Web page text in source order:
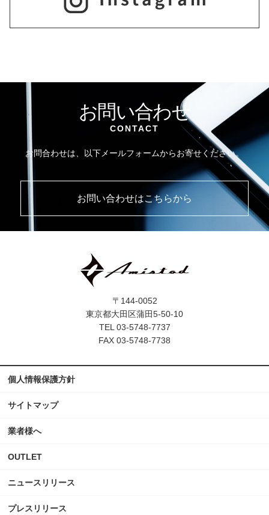
お問い合わせ
CONTACT
お問合わせは、以下メールフォームからお寄せください。
お問い合わせはこちらから
〒144-0052
東京都大田区蒲田5-50-10
TEL 03-5748-7737
FAX 03-5748-7738
ニュースリリース
プレスリリース
個人情報保護方針
サイトマップ
業者様へ
OUTLET